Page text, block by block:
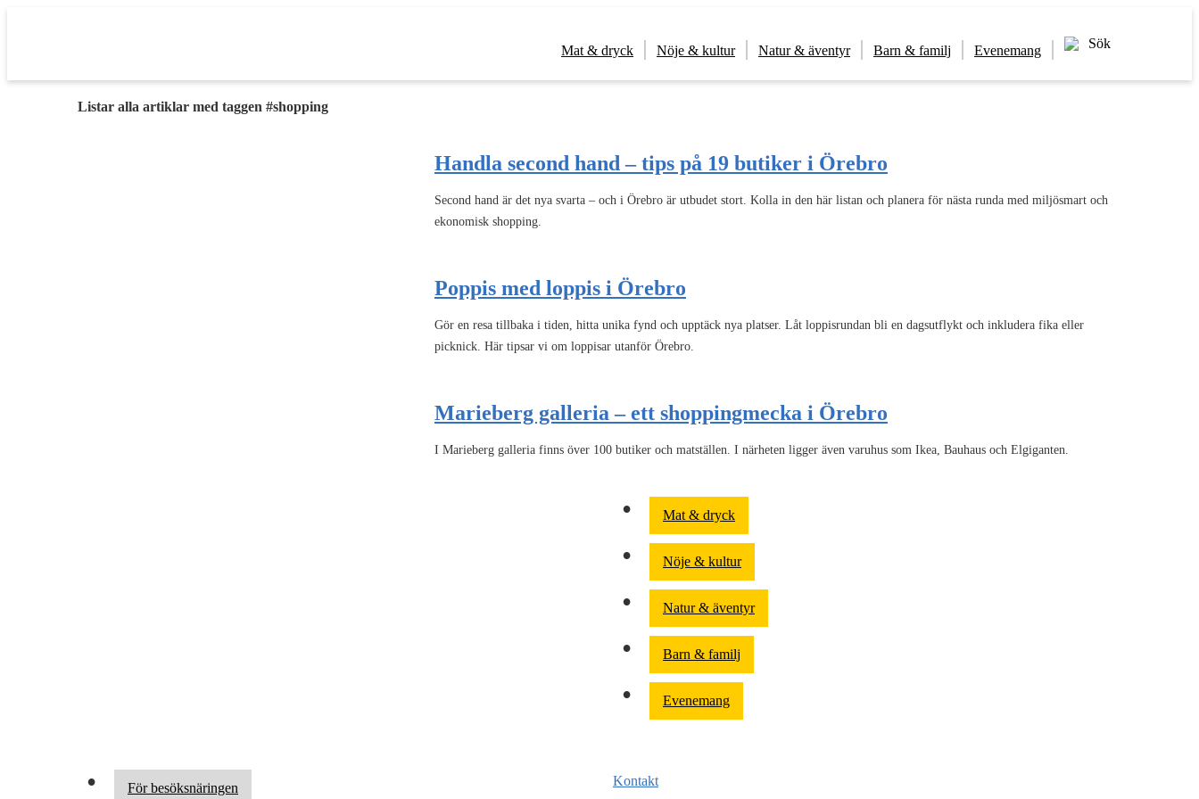
Mat & dryck Nöje & kultur Natur & äventyr Barn & familj Evenemang Sök
Listar alla artiklar med taggen #shopping
Handla second hand – tips på 19 butiker i Örebro
Second hand är det nya svarta – och i Örebro är utbudet stort. Kolla in den här listan och planera för nästa runda med miljösmart och
ekonomisk shopping.
Poppis med loppis i Örebro
Gör en resa tillbaka i tiden, hitta unika fynd och upptäck nya platser. Låt loppisrundan bli en dagsutflykt och inkludera fika eller
picknick. Här tipsar vi om loppisar utanför Örebro.
Marieberg galleria – ett shoppingmecka i Örebro
I Marieberg galleria finns över 100 butiker och matställen. I närheten ligger även varuhus som Ikea, Bauhaus och Elgiganten.
Mat & dryck
Nöje & kultur
Natur & äventyr
Barn & familj
Evenemang
För besöksnäringen Kontakt